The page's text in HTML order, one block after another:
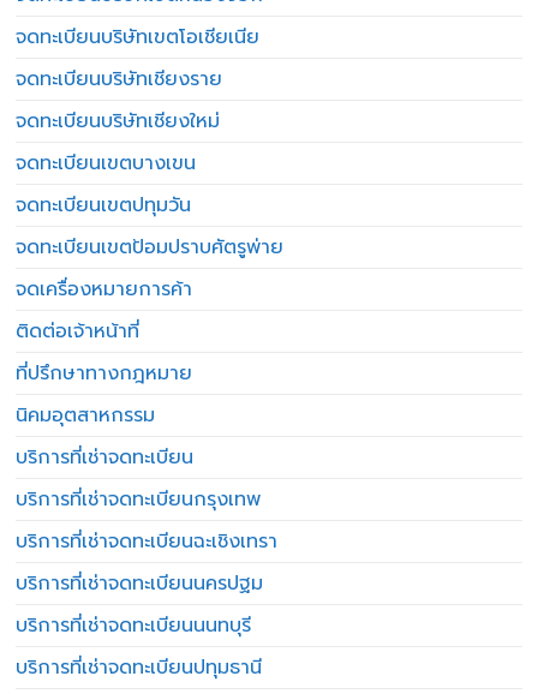
จดทะเบียนบริษัทเขตโอเชียเนีย
จดทะเบียนบริษัทเชียงราย
จดทะเบียนบริษัทเชียงใหม่
จดทะเบียนเขตบางเขน
จดทะเบียนเขตปทุมวัน
จดทะเบียนเขตป้อมปราบศัตรูพ่าย
จดเครื่องหมายการค้า
ติดต่อเจ้าหน้าที่
ที่ปรึกษาทางกฎหมาย
นิคมอุตสาหกรรม
บริการที่เช่าจดทะเบียน
บริการที่เช่าจดทะเบียนกรุงเทพ
บริการที่เช่าจดทะเบียนฉะเชิงเทรา
บริการที่เช่าจดทะเบียนนครปฐม
บริการที่เช่าจดทะเบียนนนทบุรี
บริการที่เช่าจดทะเบียนปทุมธานี